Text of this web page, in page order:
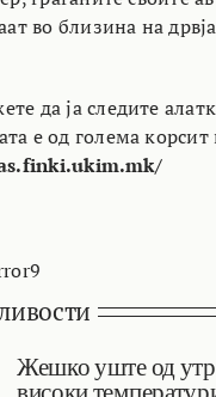
во близина на
да ја следите
е од голема корсит
Жешко уште од